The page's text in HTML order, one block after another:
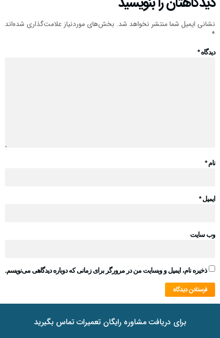
نشانی ایمیل شما منتشر نخواهد شد. بخش‌های موردنیاز علامت‌گذاری شده‌اند
*
دیدگاه*
نام*
ایمیل*
وب‌ سایت
ذخیره نام، ایمیل و وبسایت من در مرورگر برای زمانی که دوباره دیدگاهی می‌نویسم.
برای دریافت مشاوره رایگان تعمیرات تماس بگیرید